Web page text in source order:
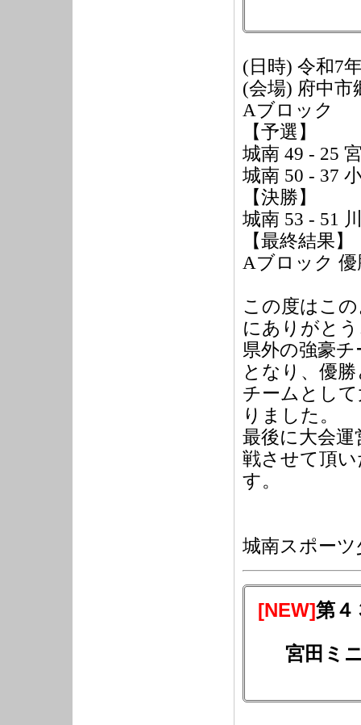
(日時) 令和7
(会場) 府中市
Aブロック
【予選】
城南 49 - 25
城南 50 - 37
【決勝】
城南 53 - 51
【最終結果】
Aブロック 優
この度はこ
にありがと
県外の強豪
となり、優
チームとし
りました。
最後に大会
戦させて頂
す。
城南スポー
[NEW]第４
宮田ミ